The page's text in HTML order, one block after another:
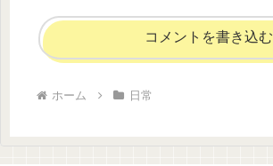
コメントを書き込む
ホーム 日常